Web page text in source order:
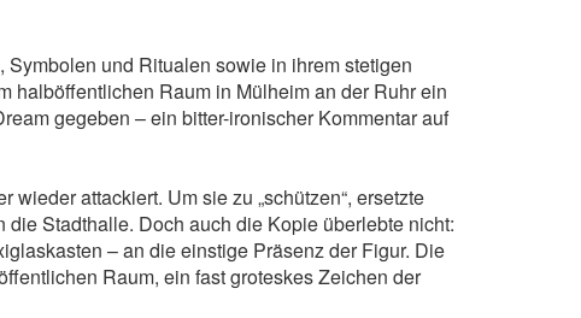
und Ritualen sowie in ihrem stetigen
halböffentlichen Raum in Mülheim an der Ruhr ein
gegeben – ein bitter-ironischer Kommentar auf
attackiert. Um sie zu „schützen“, ersetzte
Stadthalle. Doch auch die Kopie überlebte nicht:
– an die einstige Präsenz der Figur. Die
Raum, ein fast groteskes Zeichen der